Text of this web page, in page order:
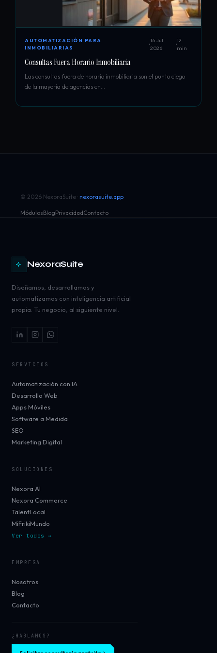
AUTOMATIZACIÓN PARA
INMOBILIARIAS
16 Jul
2026
12
min
Consultas Fuera Horario Inmobiliaria
Las consultas fuera de horario inmobiliaria son el punto ciego
de la mayoría de agencias en…
© 2026 NexoraSuite · nexorasuite.app
MódulosBlogPrivacidadContacto
NexoraSuite
Diseñamos, desarrollamos y
automatizamos con inteligencia artificial
propia. Tu negocio, al siguiente nivel.
SERVICIOS
Automatización con IA
Desarrollo Web
Apps Móviles
Software a Medida
SEO
Marketing Digital
SOLUCIONES
Nexora AI
Nexora Commerce
TalentLocal
MiFrikiMundo
Ver todos →
EMPRESA
Nosotros
Blog
Contacto
¿HABLAMOS?